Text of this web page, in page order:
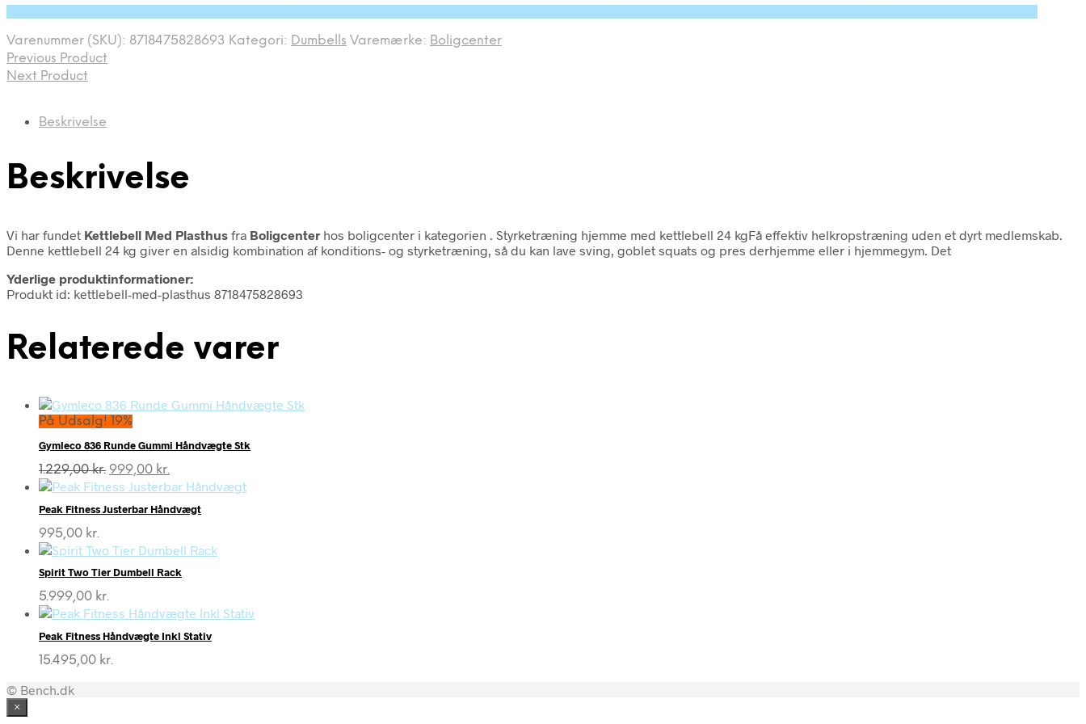
712,00 kr..
669,00 kr..
Varenummer (SKU): 8718475828693 Kategori: Dumbells Varemærke: Boligcenter
Previous Product
Next Product
Beskrivelse
Beskrivelse
Vi har fundet Kettlebell Med Plasthus fra Boligcenter hos boligcenter i kategorien
. Styrketræning hjemme med kettlebell 24 kgFå effektiv helkropstræning uden et dyrt medlemskab.
Denne kettlebell 24 kg giver en alsidig kombination af konditions- og styrketræning, så du kan lave sving, goblet squats og pres derhjemme eller i hjemmegym. Det
Yderlige produktinformationer:
Produkt id: kettlebell-med-plasthus 8718475828693
Relaterede varer
På Udsalg! 19%
Gymleco 836 Runde Gummi Håndvægte Stk
1.229,00kr. Den
oprindelige
var:
999,00 kr.
aktuelle
er:
Peak Fitness Justerbar Håndvægt
995,00 kr.
Spirit Two Tier Dumbell Rack
5.999,00 kr.
Peak Fitness Håndvægte Inkl Stativ
15.495,00 kr.
© Bench.dk
×